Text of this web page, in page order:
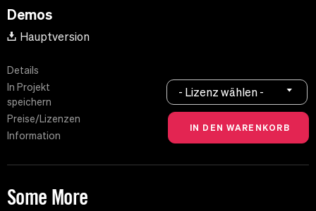
Demos
Hauptversion
Details
In Projekt
speichern
Preise/Lizenzen
Information
- Lizenz wählen -
Some More